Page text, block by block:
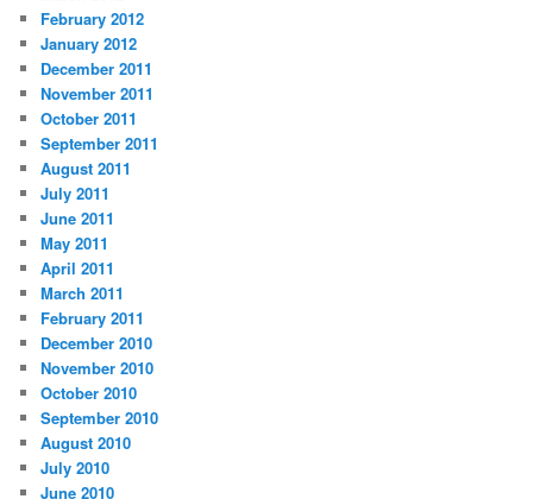
February 2012
January 2012
December 2011
November 2011
October 2011
September 2011
August 2011
July 2011
June 2011
May 2011
April 2011
March 2011
February 2011
December 2010
November 2010
October 2010
September 2010
August 2010
July 2010
June 2010